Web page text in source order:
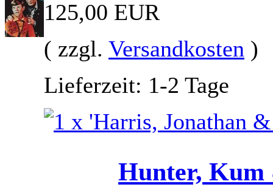
125,00 EUR
( zzgl. Versandkosten )
Lieferzeit: 1-2 Tage
Hunter, Kum